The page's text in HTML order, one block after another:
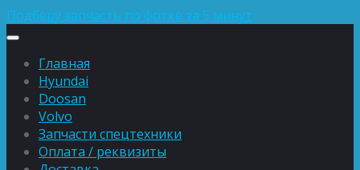
Подберу запчасть по фотке за 5 минут
Главная
Hyundai
Doosan
Volvo
Запчасти спецтехники
Оплата / реквизиты